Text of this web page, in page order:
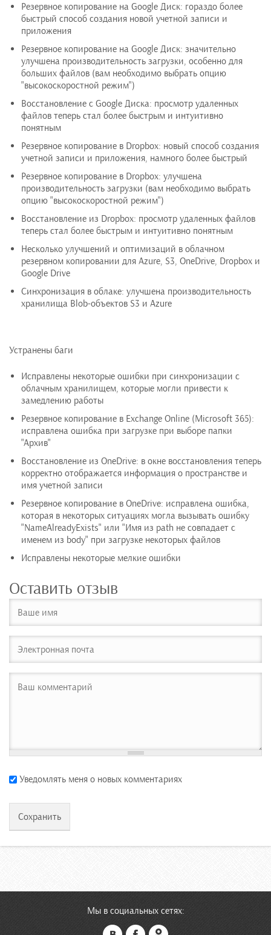
Резервное копирование на Google Диск: гораздо более
быстрый способ создания новой учетной записи и
приложения
Резервное копирование на Google Диск: значительно
улучшена производительность загрузки, особенно для
больших файлов (вам необходимо выбрать опцию
"высокоскоростной режим")
Восстановление с Google Диска: просмотр удаленных
файлов теперь стал более быстрым и интуитивно
понятным
Резервное копирование в Dropbox: новый способ создания
учетной записи и приложения, намного более быстрый
Резервное копирование в Dropbox: улучшена
производительность загрузки (вам необходимо выбрать
опцию "высокоскоростной режим")
Восстановление из Dropbox: просмотр удаленных файлов
теперь стал более быстрым и интуитивно понятным
Несколько улучшений и оптимизаций в облачном
резервном копировании для Azure, S3, OneDrive, Dropbox и
Google Drive
Синхронизация в облаке: улучшена производительность
хранилища Blob-объектов S3 и Azure
Устранены баги
Исправлены некоторые ошибки при синхронизации с
облачным хранилищем, которые могли привести к
замедлению работы
Резервное копирование в Exchange Online (Microsoft 365):
исправлена ошибка при загрузке при выборе папки
"Архив"
Восстановление из OneDrive: в окне восстановления теперь
корректно отображается информация о пространстве и
имя учетной записи
Резервное копирование в OneDrive: исправлена ошибка,
которая в некоторых ситуациях могла вызывать ошибку
"NameAlreadyExists" или "Имя из path не совпадает с
именем из body" при загрузке некоторых файлов
Исправлены некоторые мелкие ошибки
Оставить отзыв
Уведомлять меня о новых комментариях
Мы в социальных сетях: